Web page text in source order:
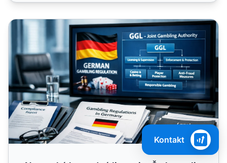
Nemecké hazardné licencie: Čo by mali vedieť affiliate
Kontakt